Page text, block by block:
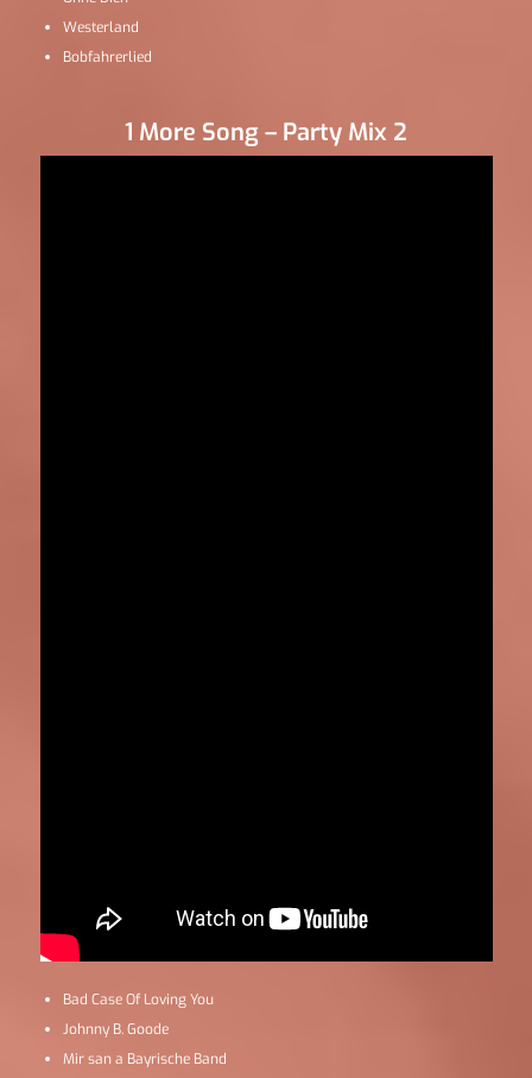
Westerland
Bobfahrerlied
1 More Song – Party Mix 2
Bad Case Of Loving You
Johnny B. Goode
Mir san a Bayrische Band